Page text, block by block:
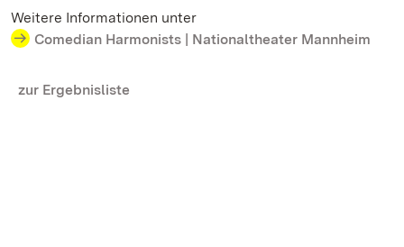
Weitere Informationen unter
Comedian Harmonists | Nationaltheater Mannheim
zur Ergebnisliste